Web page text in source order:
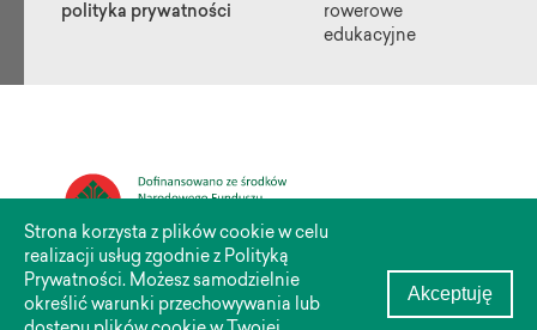
polityka prywatności
rowerowe
edukacyjne
Ninejszy materiał został opublikowany dzięki dofinansowaniu Narodowego
Funduszu Ochrony
Strona korzysta z plików cookie w celu
realizacji usług zgodnie z Polityką
Prywatności. Możesz samodzielnie
określić warunki przechowywania lub
Akceptuję